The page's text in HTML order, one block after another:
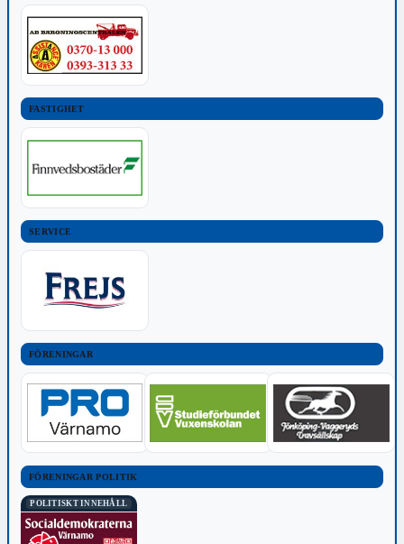
FASTIGHET
SERVICE
FÖRENINGAR
FÖRENINGAR POLITIK
POLITISKT INNEHÅLL